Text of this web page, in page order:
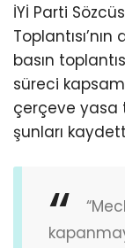
İYİ Parti
basın
süreci
çerçeve yasa
şunları